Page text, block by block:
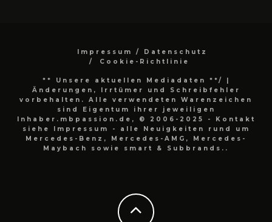
Impressum / Datenschutz
Cookie-Richtlinie
** Unsere aktuellen Mediadaten **/
|
Änderungen, Irrtümer und Schreibfehler
vorbehalten. Alle verwendeten Warenzeichen
sind Eigentum ihrer jeweiligen
Inhaber.mbpassion.de, © 2006-2025 - Kontakt
siehe Impressum - alle Neuigkeiten rund um
Mercedes-Benz, Mercedes-AMG, Mercedes-
Maybach sowie smart & Subbrands..